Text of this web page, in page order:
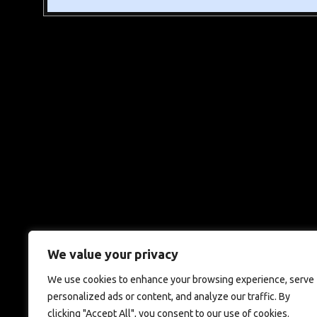
We value your privacy
We use cookies to enhance your browsing experience, serve
personalized ads or content, and analyze our traffic. By
clicking "Accept All", you consent to our use of cookies.